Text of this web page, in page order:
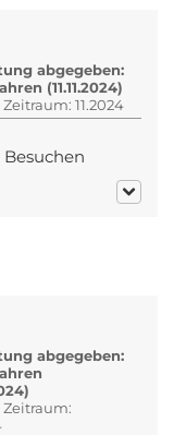
abgegeben:
(11.11.2024)
11.2024
abgegeben: